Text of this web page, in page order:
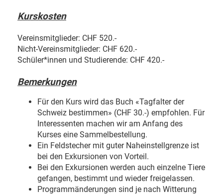
Kurskosten
Vereinsmitglieder: CHF 520.-
Nicht-Vereinsmitglieder: CHF 620.-
Schüler*innen und Studierende: CHF 420.-
Bemerkungen
Für den Kurs wird das Buch «Tagfalter der
Schweiz bestimmen» (CHF 30.-) empfohlen. Für
Interessenten machen wir am Anfang des
Kurses eine Sammelbestellung.
Ein Feldstecher mit guter Naheinstellgrenze ist
bei den Exkursionen von Vorteil.
Bei den Exkursionen werden auch einzelne Tiere
gefangen, bestimmt und wieder freigelassen.
Programmänderungen sind je nach Witterung